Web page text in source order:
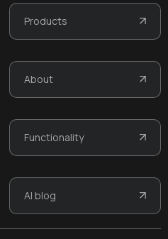
Products
About
Functionality
AI blog